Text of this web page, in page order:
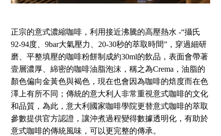
正宗的意式濃縮咖啡，利用接近沸騰的高壓熱水 -“攝氏
92-94度、9bar大氣壓力、20-30秒的萃取時間”，穿過細研
磨、平整填壓的咖啡粉餅制成約30ml的飲品，表面會帶著
壹層濃厚、綿密的咖啡油脂泡沫，稱之為Crema，油脂的
顏色偏向金黃色與褐色，現在也會因為咖啡的焙度而在色
澤上有所不同；傳統的意大利人非常重視意式咖啡的文化
和品質，為此，意大利國家咖啡學院更替意式咖啡的萃取
參數提供官方認證，讓沖煮過程變得數據透明化，有助於
意式咖啡的傳統風味，可以更完整的傳承。